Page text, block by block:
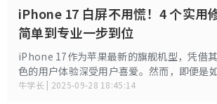
iPhone 17 白屏不用慌！4 个实用
简单到专业一步到位
iPhone 17作为苹果最新的旗舰机型，凭借
色的用户体验深受用户喜爱。然而，即便是
也可能遇到白屏问题。
牛学长 | 2025-09-28 18:45:14